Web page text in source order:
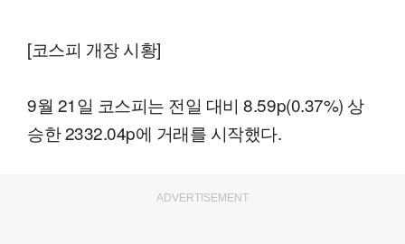
[코스피 개장 시황]
9월 21일 코스피는 전일 대비 8.59p(0.37%) 상
승한 2332.04p에 거래를 시작했다.
ADVERTISEMENT